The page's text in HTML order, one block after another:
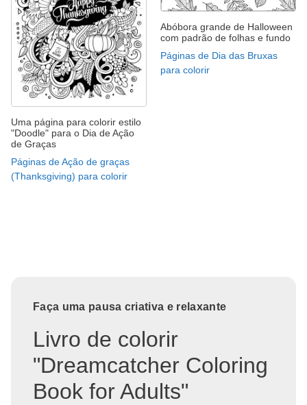
Uma página para colorir estilo
"Doodle" para o Dia de Ação
de Graças
Páginas de Ação de graças
(Thanksgiving) para colorir
Abóbora grande de Halloween
com padrão de folhas e fundo
Páginas de Dia das Bruxas
para colorir
Faça uma pausa criativa e relaxante
Livro de colorir
"Dreamcatcher Coloring
Book for Adults"